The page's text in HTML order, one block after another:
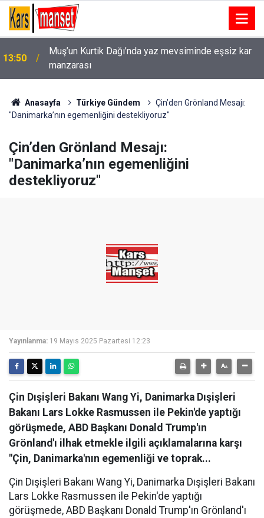
13:49 Aliyev ve Paşinyan’dan telefon görüşmesi
Anasayfa Türkiye Gündem
Çin’den Grönland Mesajı:
"Danimarka’nın egemenliğini destekliyoruz"
Çin’den Grönland Mesajı:
"Danimarka’nın egemenliğini
destekliyoruz"
Yayınlanma: 19 Mayıs 2025 Pazartesi 12:23
Çin Dışişleri Bakanı Wang Yi, Danimarka Dışişleri
Bakanı Lars Lokke Rasmussen ile Pekin'de yaptığı
görüşmede, ABD Başkanı Donald Trump'ın
Grönland'ı ilhak etmekle ilgili açıklamalarına karşı
"Çin, Danimarka'nın egemenliği ve toprak...
Çin Dışişleri Bakanı Wang Yi, Danimarka Dışişleri Bakanı
Lars Lokke Rasmussen ile Pekin'de yaptığı
görüşmede, ABD Başkanı Donald Trump'ın Grönland'ı